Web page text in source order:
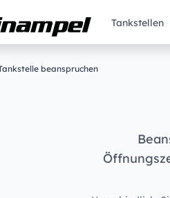
Tankstellen
beanspruchen